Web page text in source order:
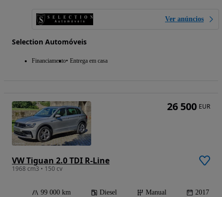
Ver anúncios
Selection Automóveis
Financiamento Entrega em casa
VW Tiguan 2.0 TDI R-Line
1968 cm3 • 150 cv
99 000 km Diesel Manual 2017
26 500 EUR